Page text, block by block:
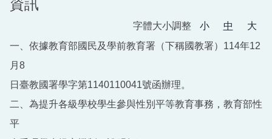
資訊
字體大小調整 小 中
大
一、依據教育部國民及學前教育署（下稱國教署）114年12
月8
日臺教國署學字第1140110041號函辦理。
二、為提升各級學校學生參與性別平等教育事務，教育部性
平